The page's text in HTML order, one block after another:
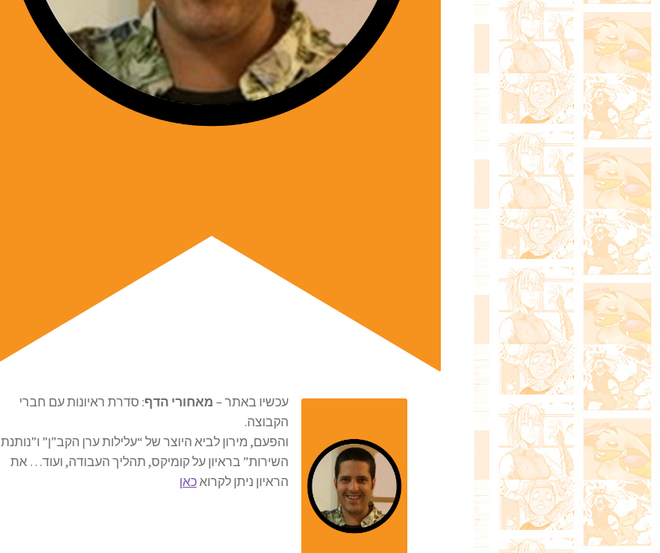
עכשיו באתר – מאחורי הדף: סדרת ראיונות עם חברי
הקבוצה.
והפעם, מירון לביא היוצר של “עלילות ערן הקב”ן” ו”נותנת
השירות” בראיון על קומיקס, תהליך העבודה, ועוד… את
הראיון ניתן לקרואכאן